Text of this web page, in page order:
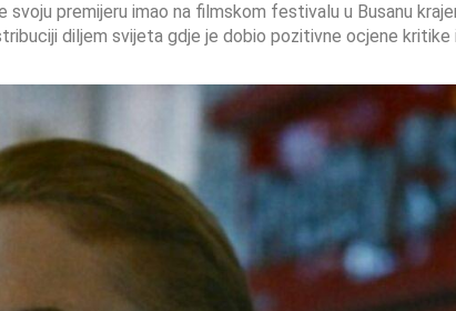
svoju premijeru imao na filmskom festivalu u Busanu
diljem svijeta gdje je dobio pozitivne ocjene kritike